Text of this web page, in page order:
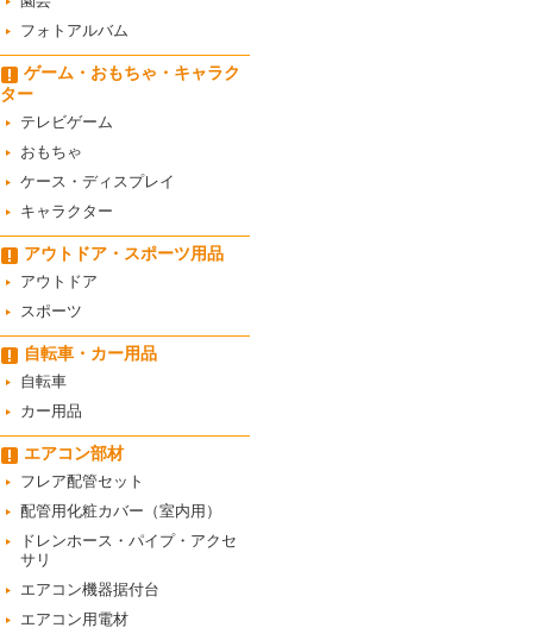
フォトアルバム
ゲーム・おもちゃ・キャラク
ター
テレビゲーム
おもちゃ
ケース・ディスプレイ
キャラクター
アウトドア・スポーツ用品
アウトドア
スポーツ
自転車・カー用品
自転車
カー用品
エアコン部材
フレア配管セット
配管用化粧カバー（室内用）
ドレンホース・パイプ・アクセ
サリ
エアコン機器据付台
エアコン用電材